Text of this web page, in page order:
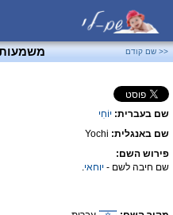
<< שם קודם
שם בעברית: יוֹחִי
שם באנגלית: Yochi
פירוש השם:
שם חיבה לשם - יוחאי.